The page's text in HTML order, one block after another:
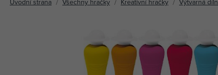
Úvodní strana Všechny hračky Kreativní hračky Výtvarná